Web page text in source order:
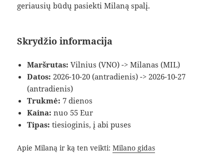
geriausių būdų pasiekti Milaną spalį.
Skrydžio informacija
Maršrutas: Vilnius (VNO) -> Milanas (MIL)
Datos: 2026-10-20 (antradienis) -> 2026-10-27
(antradienis)
Trukmė: 7 dienos
Kaina: nuo 55 Eur
Tipas: tiesioginis, į abi puses
Apie Milaną ir ką ten veikti:Milano gidas